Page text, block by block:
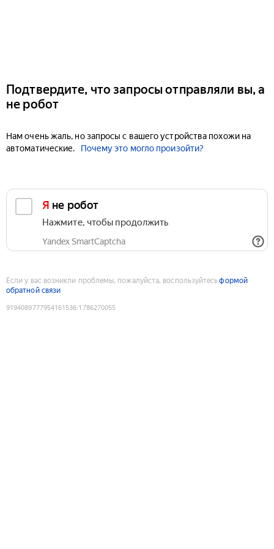
Подтвердите, что запросы отправляли вы, а
не робот
Нам очень жаль, но запросы с вашего устройства похожи на
автоматические.
Почему это могло произойти?
Я не робот
Нажмите, чтобы продолжить
Yandex SmartCaptcha
Если у вас возникли проблемы, пожалуйста, воспользуйтесьформой
обратной связи
9194089777954161536:1786270055